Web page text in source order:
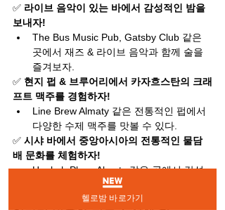
✅ 라이브 음악이 있는 바에서 감성적인 밤을
보내자!
The Bus Music Pub, Gatsby Club 같은
곳에서 재즈 & 라이브 음악과 함께 술을
즐겨보자.
✅ 현지 펍 & 브루어리에서 카자흐스탄의 크래
프트 맥주를 경험하자!
Line Brew Almaty 같은 전통적인 펍에서
다양한 수제 맥주를 맛볼 수 있다.
✅ 시샤 바에서 중앙아시아의 전통적인 물담
배 문화를 체험하자!
Hookah Place Almaty 같은 곳에서 감성
적인 분위기 속에서 시샤를 즐길 수 있다.
헬로밤 바로가기